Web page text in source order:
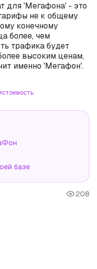
для 'Мегафона' - это
не к общему
конечному
более, чем
трафика будет
высоким ценам,
именно 'Мегафон'.
стоимость
базе
208